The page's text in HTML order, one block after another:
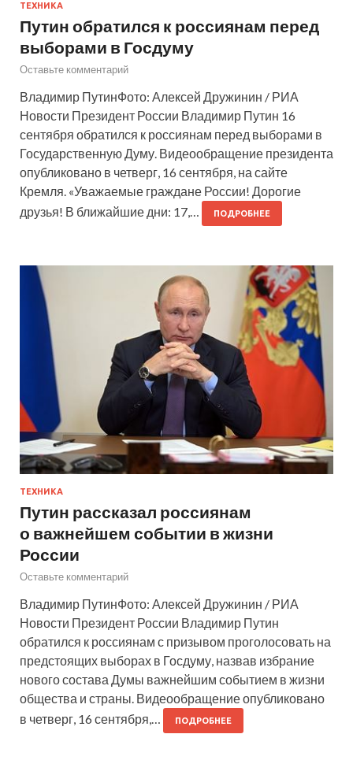
ТЕХНИКА
Путин обратился к россиянам перед
выборами в Госдуму
Оставьте комментарий
Владимир ПутинФото: Алексей Дружинин / РИА
Новости Президент России Владимир Путин 16
сентября обратился к россиянам перед выборами в
Государственную Думу. Видеообращение президента
опубликовано в четверг, 16 сентября, на сайте
Кремля. «Уважаемые граждане России! Дорогие
друзья! В ближайшие дни: 17,…
ПОДРОБНЕЕ
ТЕХНИКА
Путин рассказал россиянам
о важнейшем событии в жизни
России
Оставьте комментарий
Владимир ПутинФото: Алексей Дружинин / РИА
Новости Президент России Владимир Путин
обратился к россиянам с призывом проголосовать на
предстоящих выборах в Госдуму, назвав избрание
нового состава Думы важнейшим событием в жизни
общества и страны. Видеообращение опубликовано
в четверг, 16 сентября,…
ПОДРОБНЕЕ